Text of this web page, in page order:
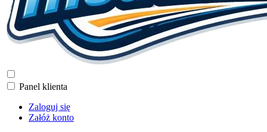
Panel klienta
Zaloguj się
Załóż konto